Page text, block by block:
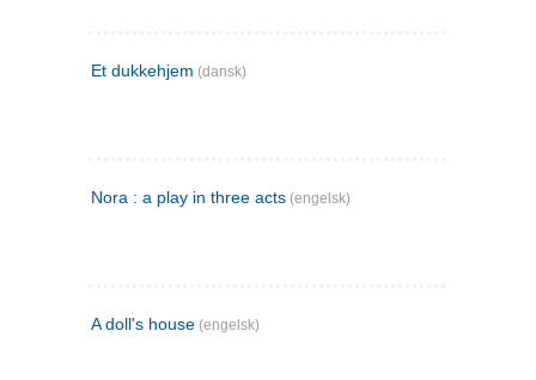
Et dukkehjem (dansk)
Nora : a play in three acts (engelsk)
A doll's house (engelsk)